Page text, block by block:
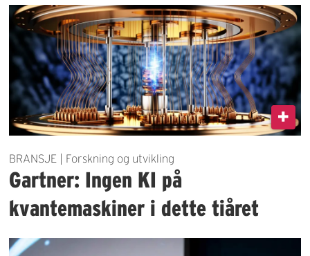
BRANSJE | Forskning og utvikling
Gartner: Ingen KI på
kvantemaskiner i dette tiåret